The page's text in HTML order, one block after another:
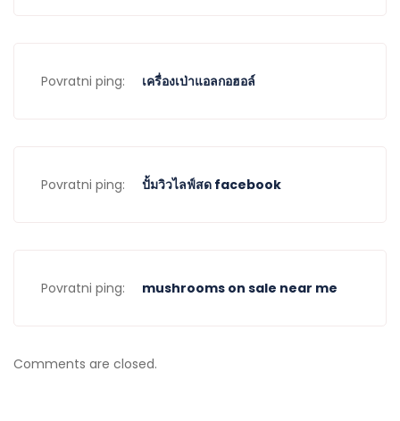
Povratni ping: เครื่องเป่าแอลกอฮอล์
Povratni ping: ปั้มวิวไลฟ์สด facebook
Povratni ping: mushrooms on sale near me
Comments are closed.